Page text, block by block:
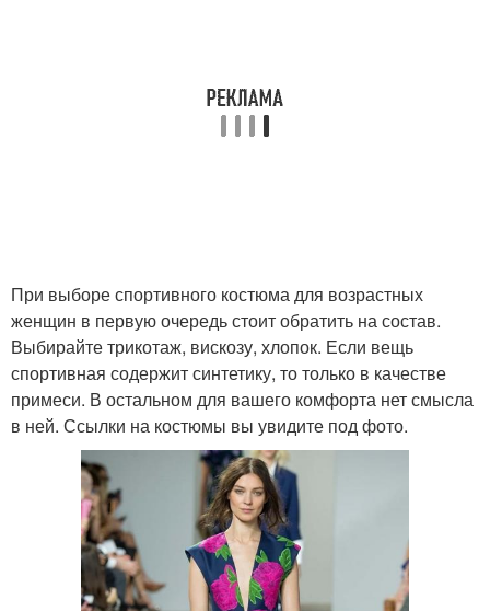
При выборе спортивного костюма для возрастных
женщин в первую очередь стоит обратить на состав.
Выбирайте трикотаж, вискозу, хлопок. Если вещь
спортивная содержит синтетику, то только в качестве
примеси. В остальном для вашего комфорта нет смысла
в ней. Ссылки на костюмы вы увидите под фото.